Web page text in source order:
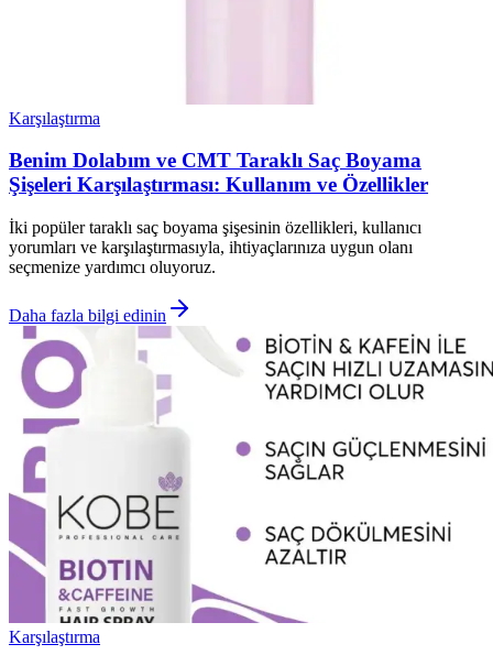
Karşılaştırma
Benim Dolabım ve CMT Taraklı Saç Boyama
Şişeleri Karşılaştırması: Kullanım ve Özellikler
İki popüler taraklı saç boyama şişesinin özellikleri, kullanıcı
yorumları ve karşılaştırmasıyla, ihtiyaçlarınıza uygun olanı
seçmenize yardımcı oluyoruz.
Daha fazla bilgi edinin
Karşılaştırma